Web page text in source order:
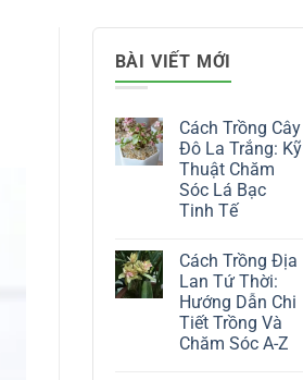
BÀI VIẾT MỚI
Cách Trồng Cây
Đô La Trắng: Kỹ
Thuật Chăm
Sóc Lá Bạc
Tinh Tế
bình
luận
ở
Cách
Trồng
Cây
Đô
Cách Trồng Địa
Lan Tứ Thời:
Hướng Dẫn Chi
Tiết Trồng Và
Chăm Sóc A-Z